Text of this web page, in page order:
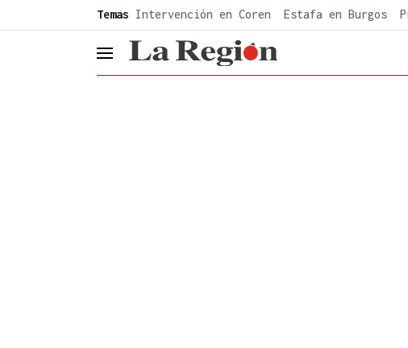
Temas Intervención en Coren Estafa en Burgos
header.menu.open